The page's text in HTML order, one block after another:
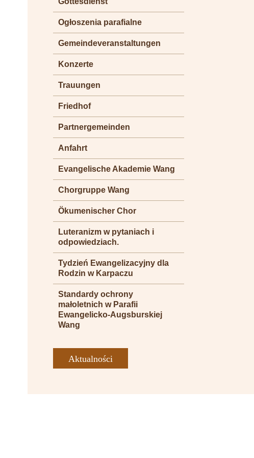
Ogłoszenia parafialne
Gemeindeveranstaltungen
Konzerte
Trauungen
Friedhof
Partnergemeinden
Anfahrt
Evangelische Akademie Wang
Chorgruppe Wang
Ökumenischer Chor
Luteranizm w pytaniach i
odpowiedziach.
Tydzień Ewangelizacyjny dla
Rodzin w Karpaczu
Standardy ochrony
małoletnich w Parafii
Ewangelicko-Augsburskiej
Wang
Aktualności